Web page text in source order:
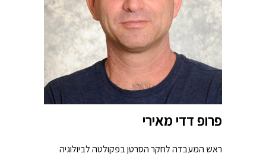
פרופ דדי מאירי
ראש המעבדה לחקר הסרטן בפקולטה לביולוגיה